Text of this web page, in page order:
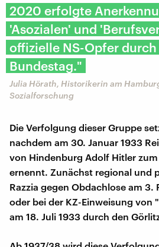
2020 erfolgte
'Asozialen' und
offizielle NS-Opfer
Bundestag."
Julia Hörath, Historikerin am
Sozialforschung
Die Verfolgung dieser Gruppe
nachdem am 30. Januar 1933
von Hindenburg Adolf Hitler
ernennt. Zunächst regional und
Razzia gegen Obdachlose am 3.
oder bei der KZ-Einweisung von
am 18. Juli 1933 durch den